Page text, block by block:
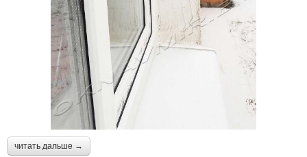
читать дальше →